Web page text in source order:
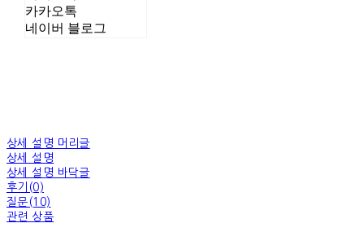
카카오톡
네이버 블로그
상세 설명 머리글
상세 설명
상세 설명 바닥글
후기(0)
질문(10)
관련 상품